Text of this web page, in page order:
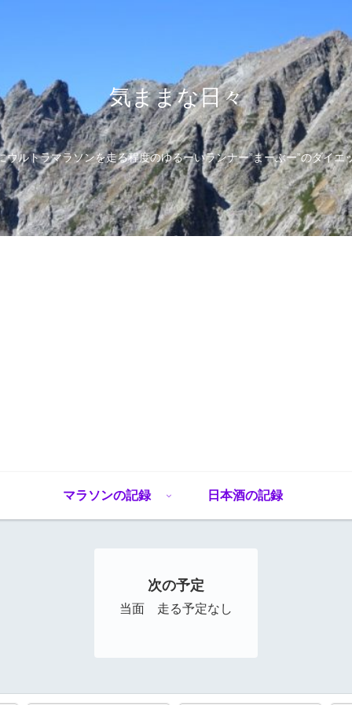
気ままな日々
ウルトラマラソンを走る程度のゆるーいランナー”まーぶー”のダイエ
マラソンの記録 日本酒の記録
次の予定
当面 走る予定なし